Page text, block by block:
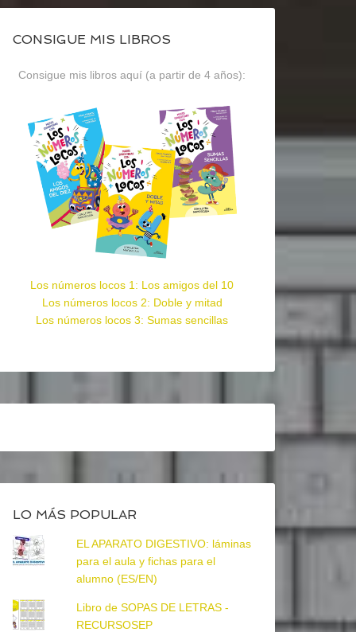
CONSIGUE MIS LIBROS
Consigue mis libros aquí (a partir de 4 años):
Los números locos 1: Los amigos del 10
Los números locos 2: Doble y mitad
Los números locos 3: Sumas sencillas
LO MÁS POPULAR
EL APARATO DIGESTIVO: láminas
para el aula y fichas para el
alumno (ES/EN)
Libro de SOPAS DE LETRAS -
RECURSOSEP